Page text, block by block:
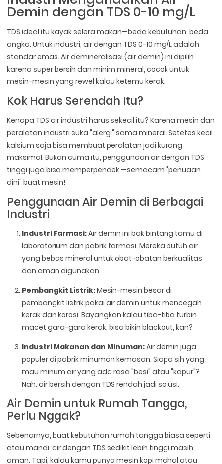
Demin dengan TDS 0-10 mg/L
TDS ideal itu kayak selera makan—beda kebutuhan, beda
angka. Untuk industri, air dengan TDS 0-10 mg/L adalah
standar emas. Air demineralisasi (air demin) ini dipilih
karena super bersih dan minim mineral, cocok untuk
mesin-mesin yang rewel kalau ketemu kerak.
Kok Harus Serendah Itu?
Kenapa TDS air industri harus sekecil itu? Karena mesin dan
peralatan industri suka "alergi" sama mineral. Setetes kecil
kalsium saja bisa membuat peralatan jadi kurang
maksimal. Bukan cuma itu, penggunaan air dengan TDS
tinggi juga bisa memperpendek —semacam "penuaan
dini" buat mesin!
Penggunaan Air Demin di Berbagai
Industri
Industri Farmasi:Air demin ini bak bintang tamu di
laboratorium dan pabrik farmasi. Mereka butuh air
yang bebas mineral untuk obat-obatan berkualitas
dan aman digunakan.
Pembangkit Listrik:Mesin-mesin besar di
pembangkit listrik pakai air demin untuk mencegah
kerak dan korosi. Bayangkan kalau tiba-tiba turbin
macet gara-gara kerak, bisa bikin blackout, kan?
Industri Makanan dan Minuman:Air demin juga
populer di pabrik minuman kemasan. Siapa sih yang
mau minum air yang ada rasa "besi" atau "kapur"?
Nah, air bersih dengan TDS rendah jadi solusi.
Air Demin untuk Rumah Tangga,
Perlu Nggak?
Sebenarnya, buat kebutuhan rumah tangga biasa seperti
atau mandi, air dengan TDS sedikit lebih tinggi masih
aman. Tapi, kalau kamu punya mesin kopi mahal atau